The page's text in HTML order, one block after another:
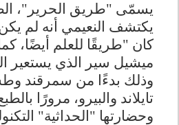
يسمّى "طريق الحرير"،
يكتشف النعيمي أنه لم
كان "طريقًا للعلم أيضًا،
ميشيل سير الذي يستعير
وذلك بدءًا من سمرقند
تايلاند والبيرو، مرورًا
وحضارتها "الحداثية"